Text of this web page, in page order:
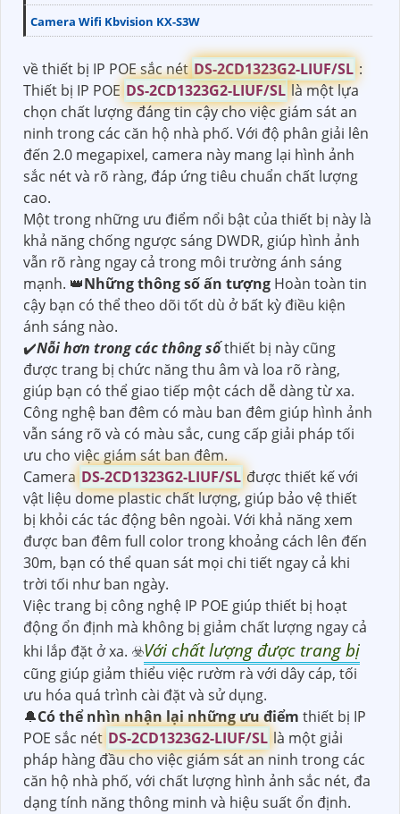
Camera Wifi Kbvision KX-S3W
về thiết bị IP POE sắc nétDS-2CD1323G2-LIUF/SL :
Thiết bị IP POE DS-2CD1323G2-LIUF/SLlà một lựa
chọn chất lượng đáng tin cậy cho việc giám sát an
ninh trong các căn hộ nhà phố. Với độ phân giải lên
đến 2.0 megapixel, camera này mang lại hình ảnh
sắc nét và rõ ràng, đáp ứng tiêu chuẩn chất lượng
cao.
Một trong những ưu điểm nổi bật của thiết bị này là
khả năng chống ngược sáng DWDR, giúp hình ảnh
vẫn rõ ràng ngay cả trong môi trường ánh sáng
mạnh. 👑Những thông số ấn tượng Hoàn toàn tin
cậy bạn có thể theo dõi tốt dù ở bất kỳ điều kiện
ánh sáng nào.
✔️Nỗi hơn trong các thông sốthiết bị này cũng
được trang bị chức năng thu âm và loa rõ ràng,
giúp bạn có thể giao tiếp một cách dễ dàng từ xa.
Công nghệ ban đêm có màu ban đêm giúp hình ảnh
vẫn sáng rõ và có màu sắc, cung cấp giải pháp tối
ưu cho việc giám sát ban đêm.
Camera DS-2CD1323G2-LIUF/SL được thiết kế với
vật liệu dome plastic chất lượng, giúp bảo vệ thiết
bị khỏi các tác động bên ngoài. Với khả năng xem
được ban đêm full color trong khoảng cách lên đến
30m, bạn có thể quan sát mọi chi tiết ngay cả khi
trời tối như ban ngày.
Việc trang bị công nghệ IP POE giúp thiết bị hoạt
động ổn định mà không bị giảm chất lượng ngay cả
khi lắp đặt ở xa. ☣️Với chất lượng được trang bị
cũng giúp giảm thiểu việc rườm rà với dây cáp, tối
ưu hóa quá trình cài đặt và sử dụng.
🔔Có thể nhìn nhận lại những ưu điểm thiết bị IP
POE sắc nét DS-2CD1323G2-LIUF/SL là một giải
pháp hàng đầu cho việc giám sát an ninh trong các
căn hộ nhà phố, với chất lượng hình ảnh sắc nét, đa
dạng tính năng thông minh và hiệu suất ổn định.